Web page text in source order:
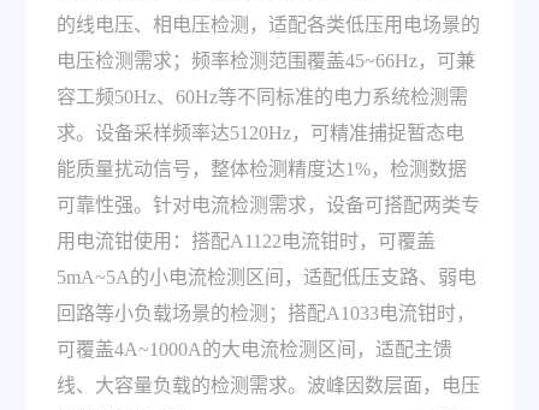
的线电压、相电压检测，适配各类低压用电场景的
电压检测需求；频率检测范围覆盖45~66Hz，可兼
容工频50Hz、60Hz等不同标准的电力系统检测需
求。设备采样频率达5120Hz，可精准捕捉暂态电
能质量扰动信号，整体检测精度达1%，检测数据
可靠性强。针对电流检测需求，设备可搭配两类专
用电流钳使用：搭配A1122电流钳时，可覆盖
5mA~5A的小电流检测区间，适配低压支路、弱电
回路等小负载场景的检测；搭配A1033电流钳时，
可覆盖4A~1000A的大电流检测区间，适配主馈
线、大容量负载的检测需求。波峰因数层面，电压